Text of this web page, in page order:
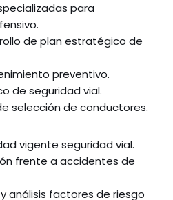
para
de plan estratégico de
preventivo.
de seguridad vial.
selección de conductores.
vigente seguridad vial.
frente a accidentes de
análisis factores de riesgo